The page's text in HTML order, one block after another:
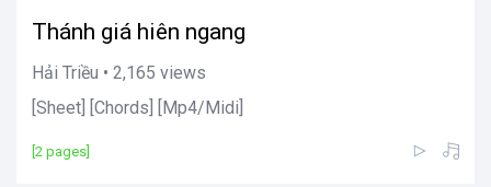
Thánh giá hiên ngang
Hải Triều • 2,165 views
[Sheet] [Chords] [Mp4/Midi]
[2 pages]